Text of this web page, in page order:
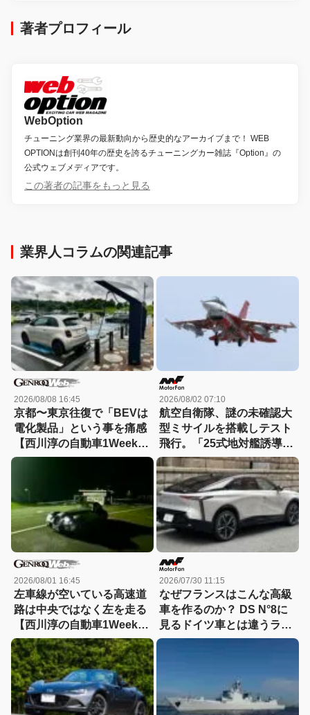
著者プロフィール
WebOption
チューニング業界の最新動向から歴史的なアーカイブまで！ WEB
OPTIONは創刊40年の歴史を誇るチューニングカー雑誌『Option』の
公式ウェブメディアです。
この著者の記事をもっと見る
業界人コラムの関連記事
2026/08/08 16:45
京都〜東京往復で「BEVは
電化製品」という事を痛感
【西川淳の自動車1Weekダ
イアリーVol.38】
2026/08/02 07:10
航空自衛隊、謎の未確認大
型ミサイルを搭載しテスト
飛行。「25式地対艦誘導
弾」空中発射型が初めて姿
を見せた！
2026/08/01 16:45
左車線が空いている高速道
路は中央ではなく左を走る
【西川淳の自動車1Weekダ
イアリーVol.37】
2026/07/30 11:15
なぜフランスはこんな高級
車を作るのか？ DS N°8に
見るドイツ車とは違うラグ
ジュアリー